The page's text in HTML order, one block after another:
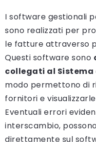
I software gestionali
sono realizzati per
le fatture attraverso
Questi software sono
collegati al
modo permettono di
fornitori e
Eventuali errori
interscambio,
direttamente sul